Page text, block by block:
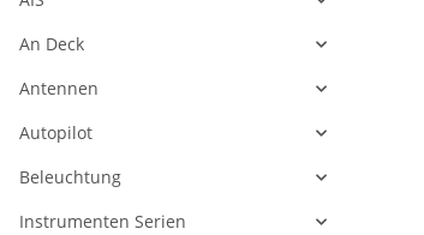
An Deck
Antennen
Autopilot
Beleuchtung
Instrumenten Serien